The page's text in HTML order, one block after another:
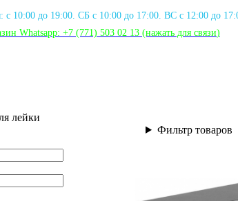
с 10:00 до 19:00. СБ с 10:00 до 17:00. ВС с 12:00 до
Whatsapp: +7 (771) 503 02 13 (нажать для связи)
лейки
Фильтр товаров